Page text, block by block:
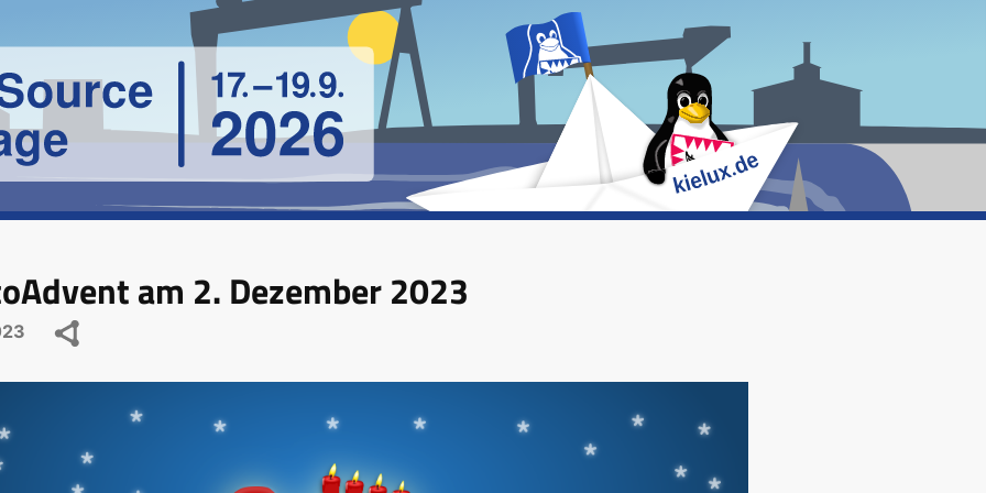
am 2. Dezember 2023